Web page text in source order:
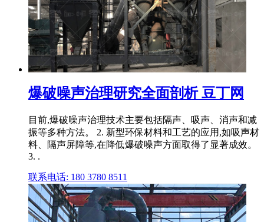
爆破噪声治理研究全面剖析 豆丁网
目前,爆破噪声治理技术主要包括隔声、吸声、消声和减
振等多种方法。 2. 新型环保材料和工艺的应用,如吸声材
料、隔声屏障等,在降低爆破噪声方面取得了显著成效。
3. .
联系电话: 180 3780 8511